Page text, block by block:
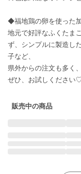
◆福地鶏の卵を使った
地元で好評なふくたま
ず、シンプルに製造し
子など、
県外からの注文も多く
ぜひ、お試しください
販売中の商品